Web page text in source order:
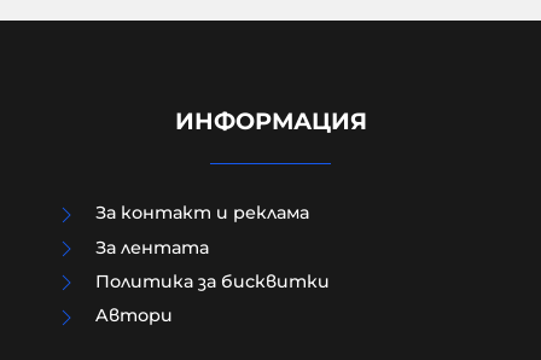
В Кричим събират пари за
ИНФОРМАЦИЯ
За контакт и реклама
За лентата
Политика за бисквитки
Aвтори